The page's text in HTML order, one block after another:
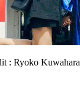
: Ryoko Kuwahara